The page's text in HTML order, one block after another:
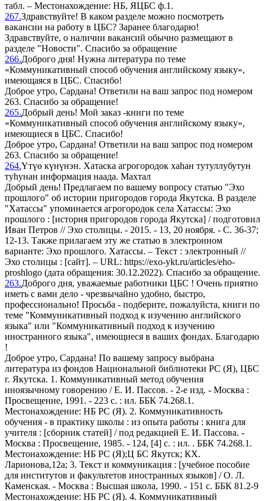
табл. – Местонахождение: НБ, ЯЦБС ф.1.
267.Здравствуйте! В каком разделе можно посмотреть
вакансии на работу в ЦБС? Заранее благодарю!
Здравствуйте, о наличии вакансий обычно размещают в
разделе "Новости". Спасибо за обращение
266.Доброго дня! Нужна литература по теме
«Коммуникативный способ обучения английскому языку»,
имеющаяся в ЦБС. Спасибо!
Доброе утро, Сардана! Ответили на ваш запрос под номером
263. Спасибо за обращение!
265.Добрый день! Мой заказ -книги по теме
«Коммуникативный способ обучения английскому языку»,
имеющиеся в ЦБС. Спасибо!
Доброе утро, Сардана! Ответили на ваш запрос под номером
263. Спасибо за обращение!
264.Үтүө күнүнэн. Хатаска агрогородок хаһан тутуллубутун
туһунан информация наада. Махтал
Добрый день! Предлагаем по вашему вопросу статью "Эхо
прошлого" об истории пригородов города Якутска. В разделе
"Хатассы" упоминается агрогородок села Хатассы: Эхо
прошлого : [история пригородов города Якутска] / подготовил
Иван Петров // Эхо столицы. - 2015. - 13, 20 ноября. - С. 36-37;
12-13. Также прилагаем эту же статью в электронном
варианте: Эхо прошлого. Хатассы. – Текст : электронный //
Эхо столицы : [сайт]. – URL: https://exo-ykt.ru/articles/eho-
proshlogo (дата обращения: 30.12.2022). Спасибо за обращение.
263.Доброго дня, уважаемые работники ЦБС ! Очень приятно
иметь с вами дело - чрезвычайно удобно, быстро,
профессионально! Просьба - подберите, пожалуйста, книги по
теме "Коммуникативный подход к изучению английского
языка" или "Коммуникативный подход к изучению
иностранного языка", имеющиеся в ваших фондах. Благодарю
!
Доброе утро, Сардана! По вашему запросу выбрана
литература из фондов Национальной библиотеки РС (Я), ЦБС
г. Якутска. 1. Коммуникативный метод обучения
иноязычному говорению / Е. И. Пассов. - 2-е изд. - Москва :
Просвещение, 1991. - 223 с. : ил. ББК 74.268.1.
Местонахождение: НБ РС (Я). 2. Коммуникативность
обучения - в практику школы : из опыта работы : книга для
учителя : [сборник статей] / под редакцией Е. И. Пассова. -
Москва : Просвещение, 1985. - 124, [4] с. : ил. . ББК 74.268.1.
Местонахождение: НБ РС (Я);Ц БС Якутск; КХ.
Ларионова,12а; 3. Текст и коммуникация : [учебное пособие
для институтов и факультетов иностранных языков] / О. Л.
Каменская. - Москва : Высшая школа, 1990. - 151 с. ББК 81.2-9
Местонахождение: НБ РС (Я). 4. Коммуникативный